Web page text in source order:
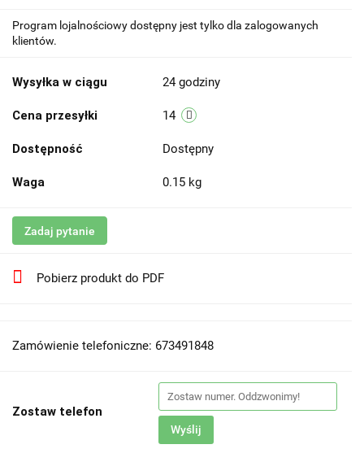
Program lojalnościowy dostępny jest tylko dla zalogowanych
klientów.
Wysyłka w ciągu 24 godziny
Cena przesyłki 14
Dostępność Dostępny
Waga 0.15 kg
Zadaj pytanie
Pobierz produkt do PDF
Zamówienie telefoniczne: 673491848
Zostaw telefon
Wyślij